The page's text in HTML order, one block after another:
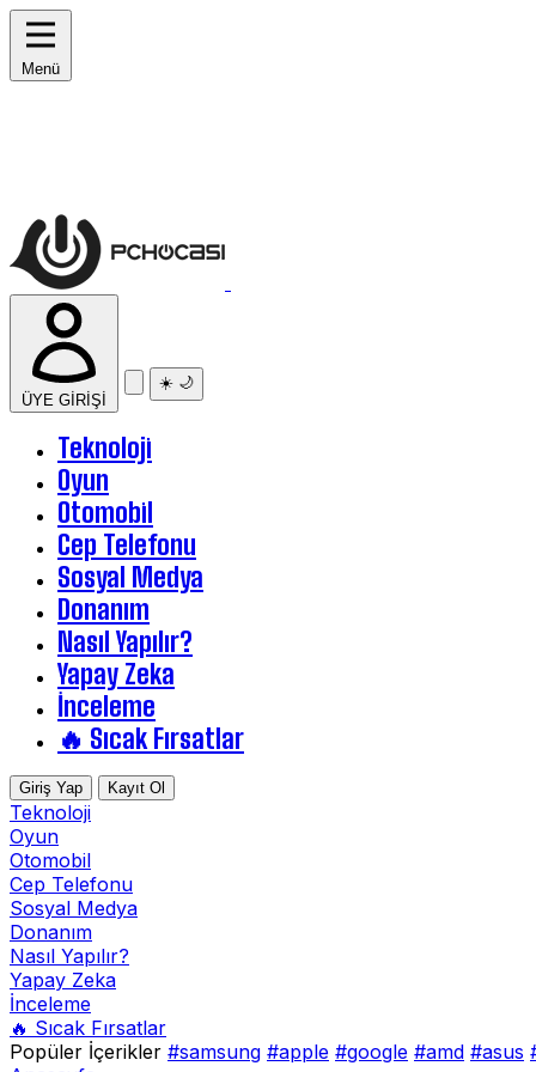
Menü
ÜYE GİRİŞİ
☀️ 🌙
Teknoloji
Oyun
Otomobil
Cep Telefonu
Sosyal Medya
Donanım
Nasıl Yapılır?
Yapay Zeka
İnceleme
🔥 Sıcak Fırsatlar
Giriş Yap Kayıt Ol
Teknoloji
Oyun
Otomobil
Cep Telefonu
Sosyal Medya
Donanım
Nasıl Yapılır?
Yapay Zeka
İnceleme
🔥 Sıcak Fırsatlar
Popüler İçerikler #samsung #apple #google #amd #asus